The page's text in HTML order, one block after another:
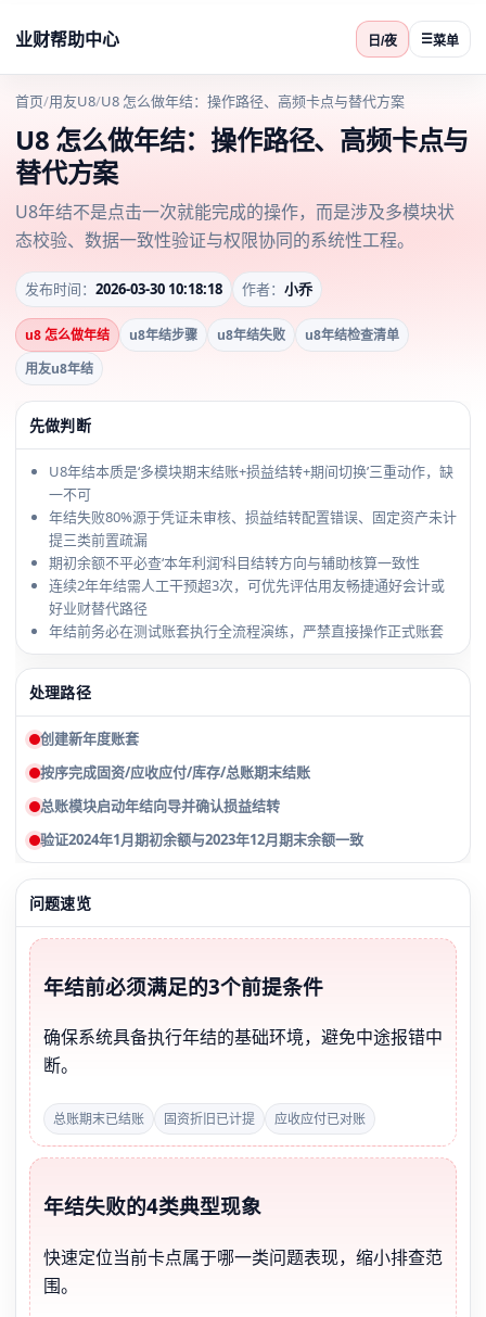
业财帮助中心 日/夜 ☰菜单
首页/用友U8/U8 怎么做年结：操作路径、高频卡点与替代方案
U8 怎么做年结：操作路径、高频卡点与
替代方案
U8年结不是点击一次就能完成的操作，而是涉及多模块状
态校验、数据一致性验证与权限协同的系统性工程。
发布时间： 2026-03-30 10:18:18 作者： 小乔
u8 怎么做年结 u8年结步骤 u8年结失败
u8年结检查清单
用友u8年结
先做判断
U8年结本质是‘多模块期末结账+损益结转+期间切换’三重动作，缺
一不可
年结失败80%源于凭证未审核、损益结转配置错误、固定资产未计
提三类前置疏漏
期初余额不平必查‘本年利润’科目结转方向与辅助核算一致性
连续2年年结需人工干预超3次，可优先评估用友畅捷通好会计或
好业财替代路径
年结前务必在测试账套执行全流程演练，严禁直接操作正式账套
处理路径
创建新年度账套
按序完成固资/应收应付/库存/总账期末结账
总账模块启动年结向导并确认损益结转
验证2024年1月期初余额与2023年12月期末余额一致
问题速览
年结前必须满足的3个前提条件
确保系统具备执行年结的基础环境，避免中途报错中
断。
总账期末已结账 固资折旧已计提 应收应付已对账
年结失败的4类典型现象
快速定位当前卡点属于哪一类问题表现，缩小排查范
围。